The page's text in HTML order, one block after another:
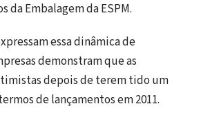
da Embalagem da ESPM.
essa dinâmica de
demonstram que as
depois de terem tido um
de lançamentos em 2011.